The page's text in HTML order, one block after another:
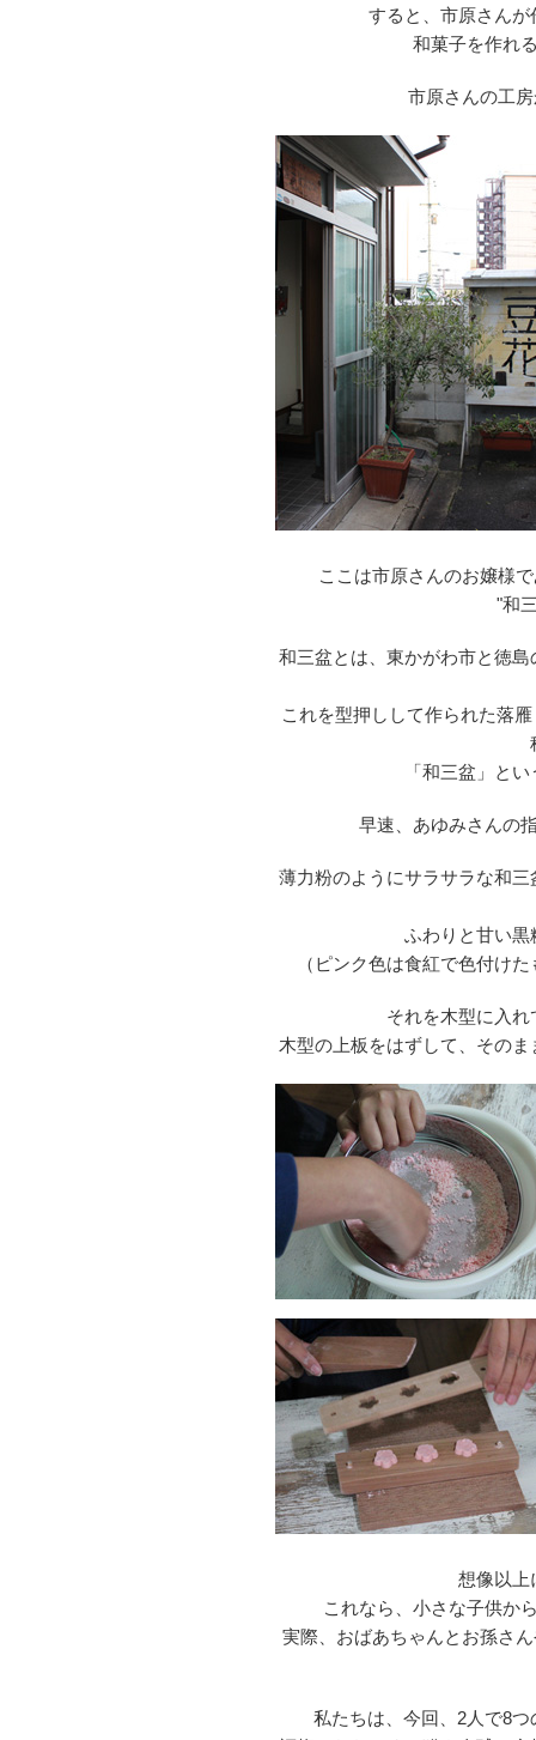
すると、市原さん
和菓子を作れ
市原さんの工
ここは市原さんのお嬢様
"和
和三盆とは、東かがわ市と徳
これを型押しして作られた落
「和三盆」と
早速、あゆみさんの
薄力粉のようにサラサラな和
ふわりと甘い黒
（ピンク色は食紅で色付け
それを木型に入
木型の上板をはずして、その
想像以上
これなら、小さな子供か
実際、おばあちゃんとお孫さ
私たちは、今回、2人で8